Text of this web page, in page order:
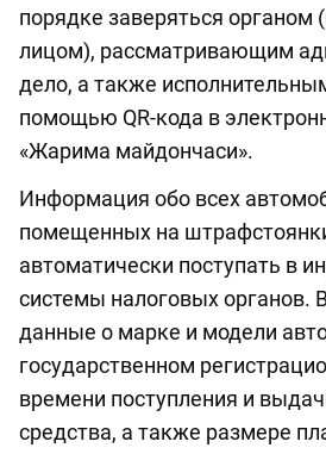
порядке заверяться
лицом), рассматривающим
дело, а также
помощью QR-кода в
«Жарима майдончаси».
Информация обо всех
помещенных на
автоматически поступать в
системы налоговых органов.
данные о марке и модели
государственном
времени поступления и
средства, а также размере